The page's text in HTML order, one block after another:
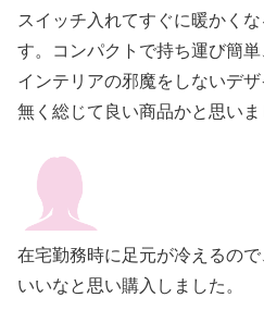
スイッチ入れてすぐに暖かく
す。コンパクトで持ち運び簡
インテリアの邪魔をしないデ
無く総じて良い商品かと思いま
在宅勤務時に足元が冷えるの
いいなと思い購入しました。